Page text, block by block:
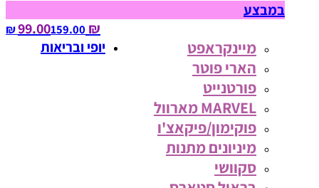
במבצע
₪ 99.00
159.00‏ ₪
מיינקראפט
הארי פוטר
פורטנייט
MARVEL מארוול
פוקימון/פיקאצ'ו
מיניונים מתנות
סקוושי
יופי ובריאות